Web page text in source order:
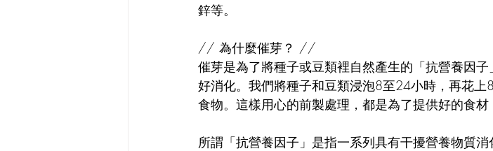
鋅等。
// 為什麼催芽？ //
催芽是為了將種子或豆類裡自然產生的「抗營養因
好消化。我們將種子和豆類浸泡8至24小時，再花上
食物。這樣用心的前製處理，都是為了提供好的食
所謂「抗營養因子」是指一系列具有干擾營養物質